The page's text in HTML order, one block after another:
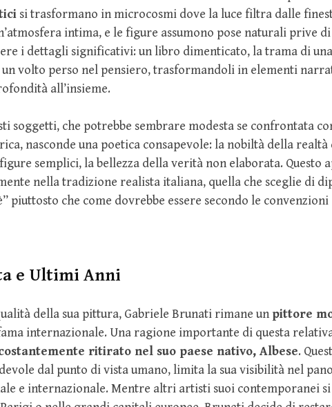
si trasformano in microcosmi dove la luce filtra dalle
intima, e le figure assumono pose naturali prive
i dettagli significativi: un libro dimenticato, la trama di
un volto perso nel pensiero, trasformandoli in elementi
all’insieme.
soggetti, che potrebbe sembrare modesta se confrontata
nasconde una poetica consapevole: la nobiltà della
semplici, la bellezza della verità non elaborata. Questo
nella tradizione realista italiana, quella che sceglie di
piuttosto che come dovrebbe essere secondo le convenzioni
e Ultimi Anni
della sua pittura, Gabriele Brunati rimane un pittore
internazionale. Una ragione importante di questa
ritirato nel suo paese nativo, Albese.
dal punto di vista umano, limita la sua visibilità nel
e internazionale. Mentre altri artisti suoi contemporanei si